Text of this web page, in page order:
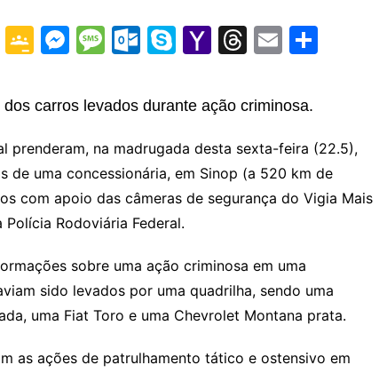
G
G
o
e
Cl
a
s
sr
o
o
m
M
s
e
n
g
er
M
s
a
g
e
O
lo
k.
c
o
m
S
y
e
Y
h
o
o
M
ai
T
e
d
s
E
ai
carros levados durante ação criminosa.
prenderam, na madrugada desta sexta-feira (22.5),
de uma concessionária, em Sinop (a 520 km de
com apoio das câmeras de segurança do Vigia Mais
Rodoviária Federal.
sobre uma ação criminosa em uma
sido levados por uma quadrilha, sendo uma
uma Fiat Toro e uma Chevrolet Montana prata.
as ações de patrulhamento tático e ostensivo em